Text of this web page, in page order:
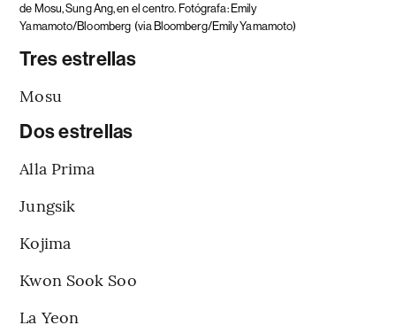
de Mosu, Sung Ang, en el centro. Fotógrafa: Emily
Yamamoto/Bloomberg (via Bloomberg/Emily Yamamoto)
Tres estrellas
Mosu
Dos estrellas
Alla Prima
Jungsik
Kojima
Kwon Sook Soo
La Yeon